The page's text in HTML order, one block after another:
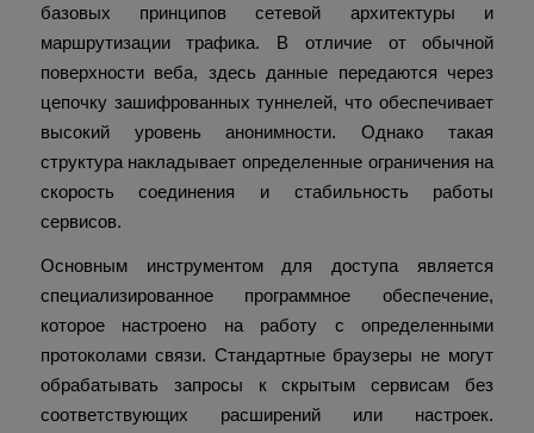
базовых принципов сетевой архитектуры и
маршрутизации трафика. В отличие от обычной
поверхности веба, здесь данные передаются через
цепочку зашифрованных туннелей, что обеспечивает
высокий уровень анонимности. Однако такая
структура накладывает определенные ограничения на
скорость соединения и стабильность работы
сервисов.
Основным инструментом для доступа является
специализированное программное обеспечение,
которое настроено на работу с определенными
протоколами связи. Стандартные браузеры не могут
обрабатывать запросы к скрытым сервисам без
соответствующих расширений или настроек.